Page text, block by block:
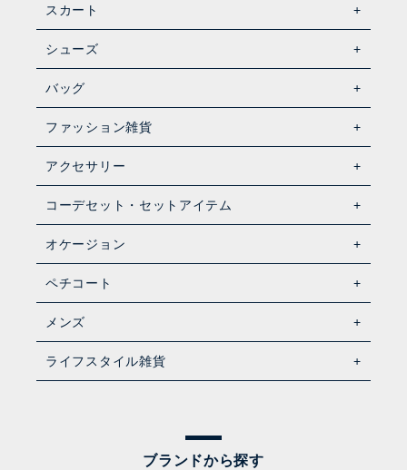
スカート
シューズ
バッグ
ファッション雑貨
アクセサリー
コーデセット・セットアイテム
オケージョン
ペチコート
メンズ
ライフスタイル雑貨
ブランドから探す